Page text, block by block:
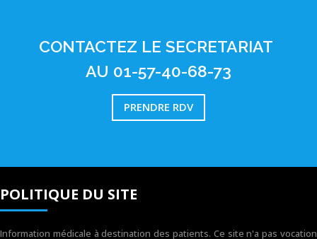
CONTACTEZ LE SECRETARIAT
AU 01-57-40-68-73
PRENDRE RDV
POLITIQUE DU SITE
Information médicale à destination des patients. Ce site n'a pas vocation